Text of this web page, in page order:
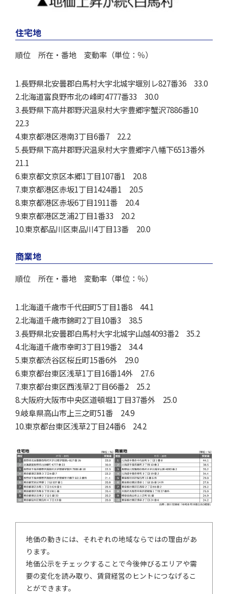
住宅地
順位 所在・番地 変動率（単位：％）
1.長野県北安曇郡白馬村大字北城字堰別レ827番36 33.0
2.北海道富良野市北の峰町4777番33 30.0
3.長野県下高井郡野沢温泉村大字豊郷字蟹沢7886番10
22.3
4.東京都港区港南3丁目6番7 22.2
5.長野県下高井郡野沢温泉村大字豊郷字八幡下6513番外
21.1
6.東京都文京区本郷1丁目107番1 20.8
7.東京都港区赤坂1丁目1424番1 20.5
8.東京都港区赤坂6丁目1911番 20.4
9.東京都港区芝浦2丁目1番33 20.2
10.東京都品川区東品川4丁目13番 20.0
商業地
順位 所在・番地 変動率（単位：％）
1.北海道千歳市千代田町5丁目1番8 44.1
2.北海道千歳市錦町2丁目10番3 38.5
3.長野県北安曇郡白馬村大字北城字山越4093番2 35.2
4.北海道千歳市幸町3丁目19番2 34.4
5.東京都渋谷区桜丘町15番6外 29.0
6.東京都台東区浅草1丁目16番14外 27.6
7.東京都台東区西浅草2丁目66番2 25.2
8.大阪府大阪市中央区道頓堀1丁目37番外 25.0
9.岐阜県高山市上三之町51番 24.9
10.東京都台東区浅草2丁目24番6 24.2
地価の動きには、それぞれの地域ならではの理由があ
ります。
地価公示をチェックすることで今後伸びるエリアや需
要の変化を読み取り、賃貸経営のヒントにつなげるこ
とができます。